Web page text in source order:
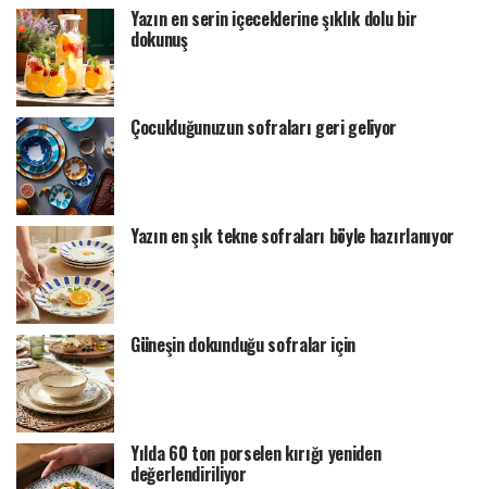
Yazın en serin içeceklerine şıklık dolu bir
dokunuş
Çocukluğunuzun sofraları geri geliyor
Yazın en şık tekne sofraları böyle hazırlanıyor
Güneşin dokunduğu sofralar için
Yılda 60 ton porselen kırığı yeniden
değerlendiriliyor